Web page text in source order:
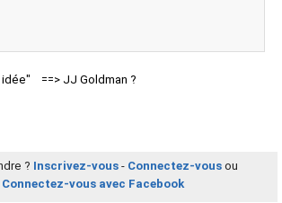
idée" ==> JJ Goldman ?
? Inscrivez-vous- Connectez-vousou
Connectez-vous avec Facebook